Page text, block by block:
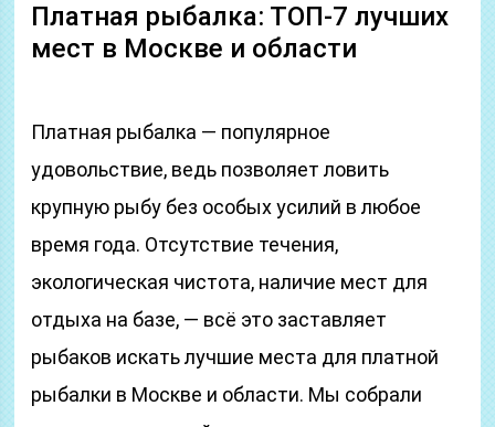
Платная рыбалка: ТОП-7 лучших
мест в Москве и области
Платная рыбалка — популярное
удовольствие, ведь позволяет ловить
крупную рыбу без особых усилий в любое
время года. Отсутствие течения,
экологическая чистота, наличие мест для
отдыха на базе, — всё это заставляет
рыбаков искать лучшие места для платной
рыбалки в Москве и области. Мы собрали